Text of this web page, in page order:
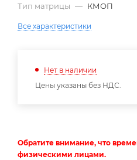
Тип матрицы — КМОП
Все характеристики
Нет в наличии
Цены указаны без НДС.
Обратите внимание, что
физическими лицами.